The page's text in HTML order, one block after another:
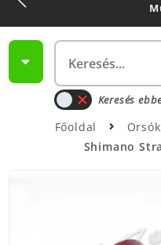
Keresés
Főoldal Orsók
Shimano